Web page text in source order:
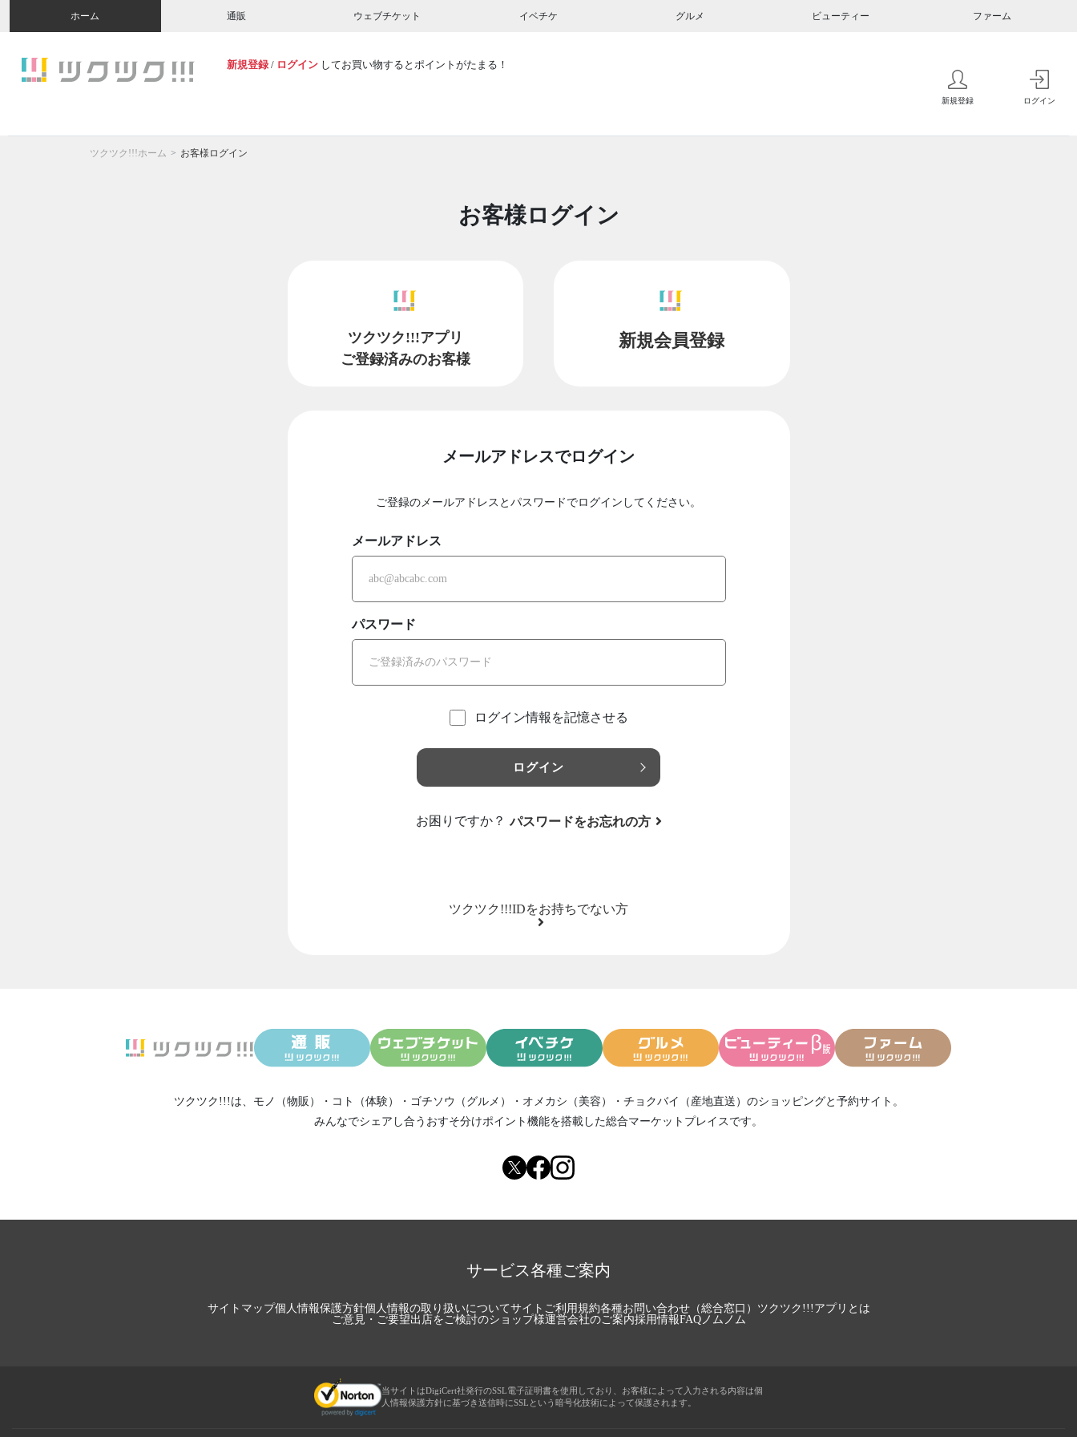
ホーム 通販 ウェブチケット イベチケ グルメ ビューティー ファーム
新規登録 / ログイン してお買い物するとポイントがたまる！
新規登録 ログイン
ツクツク!!!ホーム お客様ログイン
お客様ログイン
ツクツク!!!アプリ
ご登録済みのお客様
新規会員登録
メールアドレスでログイン
ご登録のメールアドレスとパスワードでログインしてください。
メールアドレス
パスワード
ログイン情報を記憶させる
ログイン
お困りですか？ パスワードをお忘れの方
ツクツク!!!IDをお持ちでない方
ツクツク!!!は、 モノ（物販） ・ コト（体験） ・ ゴチソウ（グルメ） ・ オメカシ（美容） ・ チョクバイ（産地直送） のショッピングと予約サイト。
みんなでシェアし合う おすそ分けポイント機能を搭載した総合マーケットプレイスです。
サービス各種ご案内
サイトマップ個人情報保護方針個人情報の取り扱いについてサイトご利用規約各種お問い合わせ（総合窓口） ツクツク!!!アプリとは
ご意見・ご要望出店をご検討のショップ様運営会社のご案内採用情報FAQノムノム
当サイトはDigiCert社発行のSSL電子証明書を使用しており、お客様によって入力される内容は個
人情報保護方針に基づき送信時にSSLという暗号化技術によって保護されます。